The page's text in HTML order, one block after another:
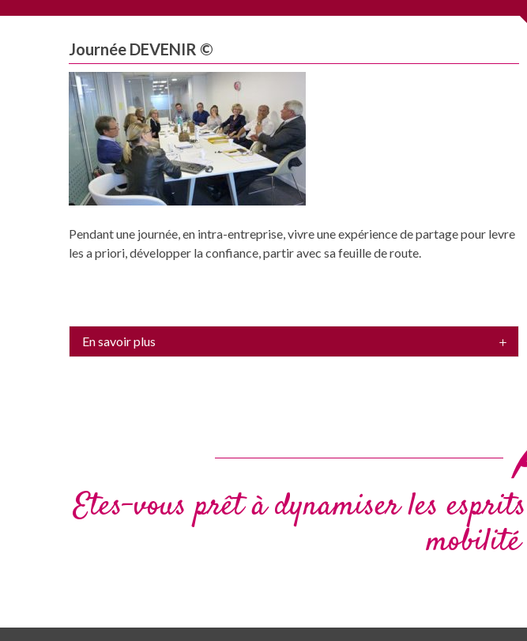
Journée DEVENIR ©
Pendant une journée, en intra-entreprise, vivre une expérience de partage pour levre
les a priori, développer la confiance, partir avec sa feuille de route.
En savoir plus
Etes-vous prêt à dynamiser les